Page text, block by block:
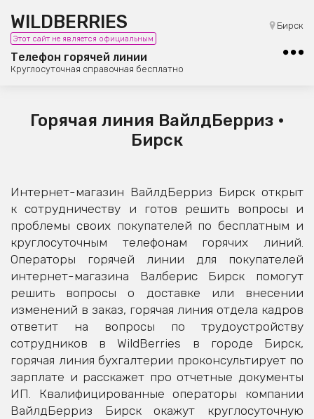
WILDBERRIES
Этот сайт не является официальным
Телефон горячей линии
Круглосуточная справочная бесплатно
Бирск
8 (800) 101-42-23
Бесплатная юридическая консультация
Горячая линия ВайлдБерриз •
Бирск
Интернет-магазин ВайлдБерриз Бирск открыт
к сотрудничеству и готов решить вопросы и
проблемы своих покупателей по бесплатным и
круглосуточным телефонам горячих линий.
Операторы горячей линии для покупателей
интернет-магазина Валберис Бирск помогут
решить вопросы о доставке или внесении
изменений в заказ, горячая линия отдела кадров
ответит на вопросы по трудоустройству
сотрудников в WildBerries в городе Бирск,
горячая линия бухгалтерии проконсультирует по
зарплате и расскажет про отчетные документы
ИП. Квалифицированные операторы компании
ВайлдБерриз Бирск окажут круглосуточную